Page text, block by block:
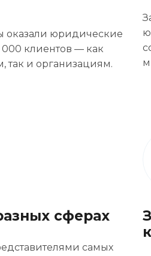
оказали юридические
000 клиентов — как
так и организациям.
сферах
самых